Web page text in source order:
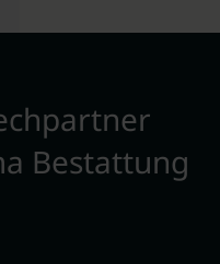
Bestattung